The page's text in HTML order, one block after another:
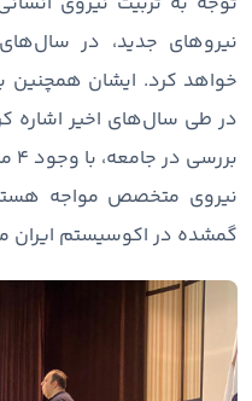
نیروهای جدید، در
خواهد کرد. ایشان همچنین
در طی سال‌های اخیر اشاره
نیروی متخصص مواجه
گمشده در اکوسیستم ایران